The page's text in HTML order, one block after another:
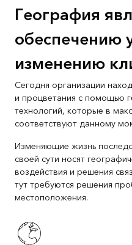
География
обеспечению
изменению
Сегодня организации
и процветания с помощью
технологий, которые в
соответствуют данному
Изменяющие жизнь
своей сути носят
воздействия и решения
тут требуются решения
местоположения.